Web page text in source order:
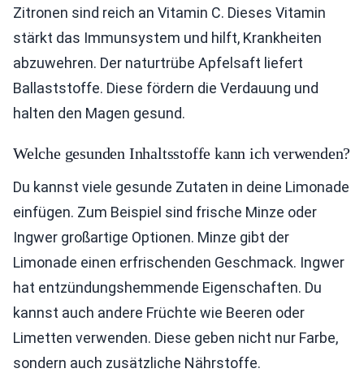
Zitronen sind reich an Vitamin C. Dieses Vitamin
stärkt das Immunsystem und hilft, Krankheiten
abzuwehren. Der naturtrübe Apfelsaft liefert
Ballaststoffe. Diese fördern die Verdauung und
halten den Magen gesund.
Welche gesunden Inhaltsstoffe kann ich verwenden?
Du kannst viele gesunde Zutaten in deine Limonade
einfügen. Zum Beispiel sind frische Minze oder
Ingwer großartige Optionen. Minze gibt der
Limonade einen erfrischenden Geschmack. Ingwer
hat entzündungshemmende Eigenschaften. Du
kannst auch andere Früchte wie Beeren oder
Limetten verwenden. Diese geben nicht nur Farbe,
sondern auch zusätzliche Nährstoffe.